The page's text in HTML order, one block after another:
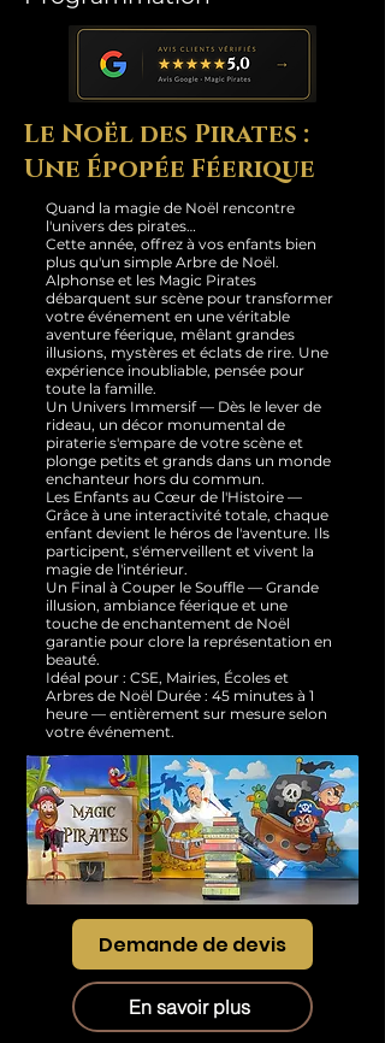
Le Noël des Pirates :
Une Épopée Féerique
Quand la magie de Noël rencontre
l'univers des pirates…
Cette année, offrez à vos enfants bien
plus qu'un simple Arbre de Noël.
Alphonse et les Magic Pirates
débarquent sur scène pour transformer
votre événement en une véritable
aventure féerique, mêlant grandes
illusions, mystères et éclats de rire. Une
expérience inoubliable, pensée pour
toute la famille.
Un Univers Immersif — Dès le lever de
rideau, un décor monumental de
piraterie s'empare de votre scène et
plonge petits et grands dans un monde
enchanteur hors du commun.
Les Enfants au Cœur de l'Histoire —
Grâce à une interactivité totale, chaque
enfant devient le héros de l'aventure. Ils
participent, s'émerveillent et vivent la
magie de l'intérieur.
Un Final à Couper le Souffle — Grande
illusion, ambiance féerique et une
touche de enchantement de Noël
garantie pour clore la représentation en
beauté.
Idéal pour : CSE, Mairies, Écoles et
Arbres de Noël Durée : 45 minutes à 1
heure — entièrement sur mesure selon
votre événement.
Demande de devis
En savoir plus